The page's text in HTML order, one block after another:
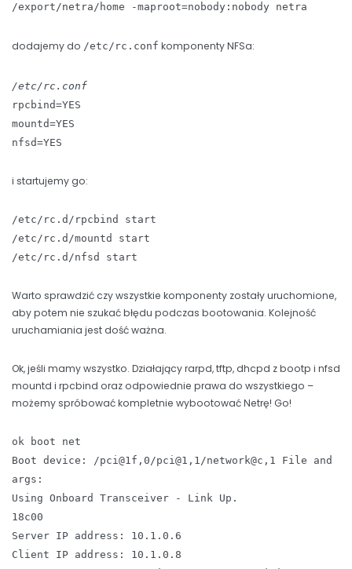
/export/netra/home -maproot=nobody:nobody netra
dodajemy do /etc/rc.conf komponenty NFSa:
/etc/rc.conf
rpcbind=YES
mountd=YES
nfsd=YES
i startujemy go:
/etc/rc.d/rpcbind start
/etc/rc.d/mountd start
/etc/rc.d/nfsd start
Warto sprawdzić czy wszystkie komponenty zostały uruchomione,
aby potem nie szukać błędu podczas bootowania. Kolejność
uruchamiania jest dość ważna.
Ok, jeśli mamy wszystko. Działający rarpd, tftp, dhcpd z bootp i nfsd
mountd i rpcbind oraz odpowiednie prawa do wszystkiego –
możemy spróbować kompletnie wybootować Netrę! Go!
ok boot net
Boot device: /pci@1f,0/pci@1,1/network@c,1 File and
args:
Using Onboard Transceiver - Link Up.
18c00
Server IP address: 10.1.0.6
Client IP address: 10.1.0.8